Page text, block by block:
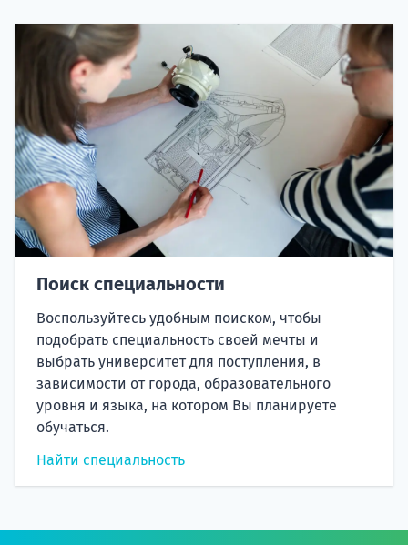
Поиск специальности
Воспользуйтесь удобным поиском, чтобы
подобрать специальность своей мечты и
выбрать университет для поступления, в
зависимости от города, образовательного
уровня и языка, на котором Вы планируете
обучаться.
Найти специальность